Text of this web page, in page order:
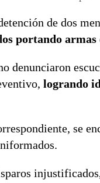
de dos
portando armas
denunciaron
logrando
se